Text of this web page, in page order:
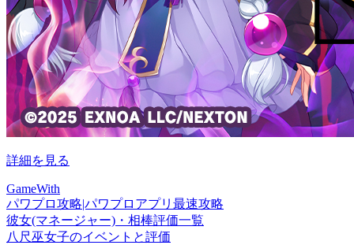
詳細を見る
GameWith
パワプロ攻略|パワプロアプリ最速攻略
彼女(マネージャー)・相棒評価一覧
八尺巫女子のイベントと評価